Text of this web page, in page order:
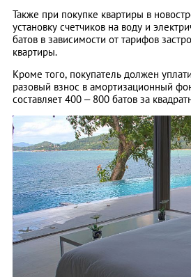
Также при покупке квартиры в
установку счетчиков на воду и
батов в зависимости от тарифов
квартиры.
Кроме того, покупатель должен
разовый взнос в амортизационный
составляет 400 – 800 батов за